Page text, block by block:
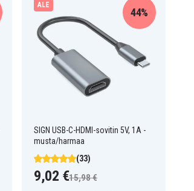
ALE
SIGN USB-C-HDMI-sovitin 5V, 1A -
musta/harmaa
(33)
44%
9,02 €15,98 €